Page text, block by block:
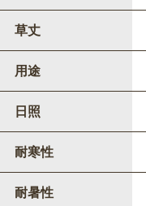
草丈
用途
日照
耐寒性
耐暑性